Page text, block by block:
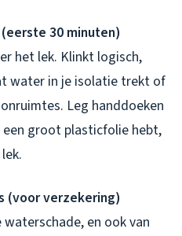
30 minuten)
het lek. Klinkt logisch,
water in je isolatie trekt of
Leg handdoeken
een groot plasticfolie hebt,
(voor verzekering)
waterschade, en ook van